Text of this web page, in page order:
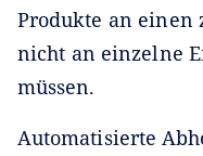
Produkte an einen
nicht an einzelne
müssen.
Automatisierte